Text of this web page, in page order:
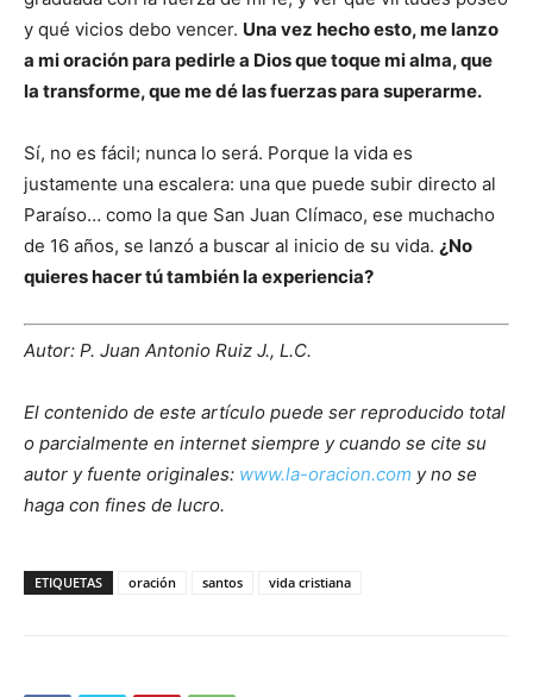
y qué vicios debo vencer. Una vez hecho esto, me lanzo
a mi oración para pedirle a Dios que toque mi alma, que
la transforme, que me dé las fuerzas para superarme.
Sí, no es fácil; nunca lo será. Porque la vida es
justamente una escalera: una que puede subir directo al
Paraíso… como la que San Juan Clímaco, ese muchacho
de 16 años, se lanzó a buscar al inicio de su vida. ¿No
quieres hacer tú también la experiencia?
Autor: P. Juan Antonio Ruiz J., L.C.
El contenido de este artículo puede ser reproducido total
o parcialmente en internet siempre y cuando se cite su
autor y fuente originales: www.la-oracion.com y no se
haga con fines de lucro.
ETIQUETAS oración santos vida cristiana